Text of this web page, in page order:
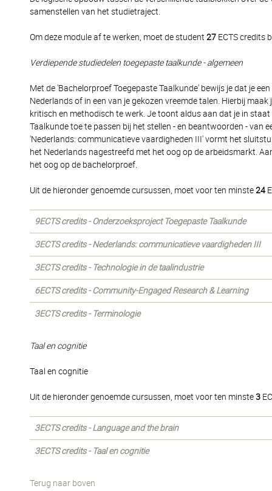
samenstellen van het studietraject.
Om deze module af te werken, moet de student 27 ECTS credits
Verdiepende studiedelen toegepaste taalkunde - algemeen
Met de 'Bachelorproef Toegepaste Taalkunde' bewijs je dat je
Nederlands of in een van je gekozen vreemde talen. Hierbij
kritisch en methodisch te werk. Je toont aldus aan dat je in
Taalkunde toe te passen bij het stellen - en beantwoorden - van
'Nederlands: communicatieve vaardigheden III' vormt het
het Nederlands nagestreefd met het oog op de arbeidsmarkt.
het oog op de bachelorproef.
Uit de hieronder genoemde cursussen, moet voor ten minste24
9ECTS credits - Onderzoeksproject Toegepaste Taalkunde
3ECTS credits - Nederlands: communicatieve vaardigheden III
3ECTS credits - Technologie in de taalindustrie
6ECTS credits - Community-Engaged Research & Learning
3ECTS credits - Terminologie
Taal en cognitie
Taal en cognitie
Uit de hieronder genoemde cursussen, moet voor ten minste3
3ECTS credits - Language and the brain
3ECTS credits - Taal en cognitie
Terug naar boven